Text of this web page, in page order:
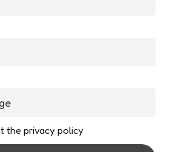
the privacy policy